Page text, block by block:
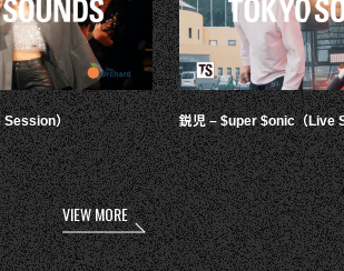
Session） 鋭児 – $uper $onic（Live
VIEW MORE